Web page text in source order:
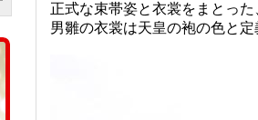
正式な束帯姿と衣裳をまとった
男雛の衣裳は天皇の袍の色と